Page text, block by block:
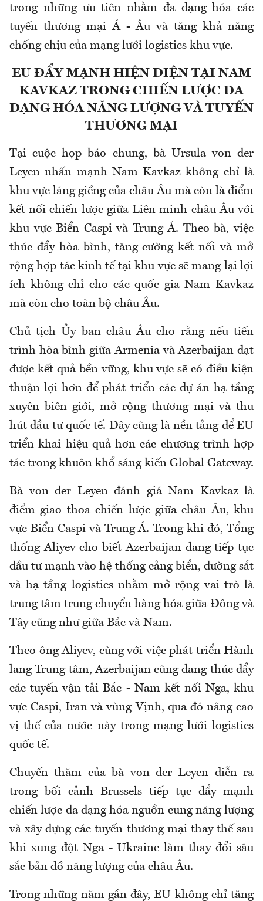
trong những ưu tiên nhằm đa dạng hóa các
tuyến thương mại Á - Âu và tăng khả năng
chống chịu của mạng lưới logistics khu vực.
EU ĐẨY MẠNH HIỆN DIỆN TẠI NAM
KAVKAZ TRONG CHIẾN LƯỢC ĐA
DẠNG HÓA NĂNG LƯỢNG VÀ TUYẾN
THƯƠNG MẠI
Tại cuộc họp báo chung, bà Ursula von der
Leyen nhấn mạnh Nam Kavkaz không chỉ là
khu vực láng giềng của châu Âu mà còn là điểm
kết nối chiến lược giữa Liên minh châu Âu với
khu vực Biển Caspi và Trung Á. Theo bà, việc
thúc đẩy hòa bình, tăng cường kết nối và mở
rộng hợp tác kinh tế tại khu vực sẽ mang lại lợi
ích không chỉ cho các quốc gia Nam Kavkaz
mà còn cho toàn bộ châu Âu.
Chủ tịch Ủy ban châu Âu cho rằng nếu tiến
trình hòa bình giữa Armenia và Azerbaijan đạt
được kết quả bền vững, khu vực sẽ có điều kiện
thuận lợi hơn để phát triển các dự án hạ tầng
xuyên biên giới, mở rộng thương mại và thu
hút đầu tư quốc tế. Đây cũng là nền tảng để EU
triển khai hiệu quả hơn các chương trình hợp
tác trong khuôn khổ sáng kiến Global Gateway.
Bà von der Leyen đánh giá Nam Kavkaz là
điểm giao thoa chiến lược giữa châu Âu, khu
vực Biển Caspi và Trung Á. Trong khi đó, Tổng
thống Aliyev cho biết Azerbaijan đang tiếp tục
đầu tư mạnh vào hệ thống cảng biển, đường sắt
và hạ tầng logistics nhằm mở rộng vai trò là
trung tâm trung chuyển hàng hóa giữa Đông và
Tây cũng như giữa Bắc và Nam.
Theo ông Aliyev, cùng với việc phát triển Hành
lang Trung tâm, Azerbaijan cũng đang thúc đẩy
các tuyến vận tải Bắc - Nam kết nối Nga, khu
vực Caspi, Iran và vùng Vịnh, qua đó nâng cao
vị thế của nước này trong mạng lưới logistics
quốc tế.
Chuyến thăm của bà von der Leyen diễn ra
trong bối cảnh Brussels tiếp tục đẩy mạnh
chiến lược đa dạng hóa nguồn cung năng lượng
và xây dựng các tuyến thương mại thay thế sau
khi xung đột Nga - Ukraine làm thay đổi sâu
sắc bản đồ năng lượng của châu Âu.
Trong những năm gần đây, EU không chỉ tăng